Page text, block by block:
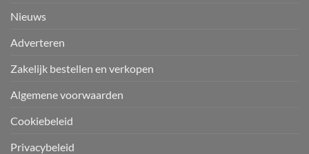
Nieuws
Adverteren
Zakelijk bestellen en verkopen
Algemene voorwaarden
Cookiebeleid
Privacybeleid